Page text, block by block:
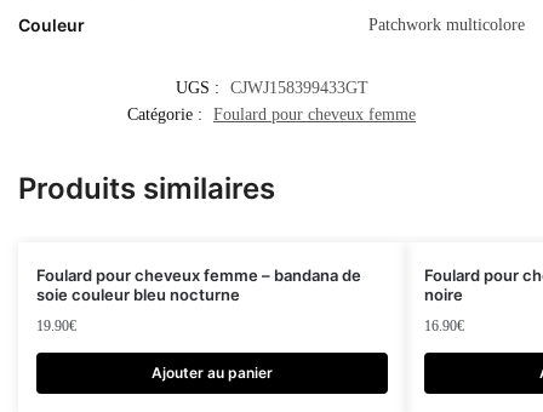
Couleur Patchwork multicolore
UGS :
CJWJ158399433GT
Catégorie :
Foulard pour cheveux femme
Produits similaires
Foulard pour cheveux femme – bandana de
soie couleur bleu nocturne
19.90€
Ajouter au panier
Foulard pour
noire
16.90€